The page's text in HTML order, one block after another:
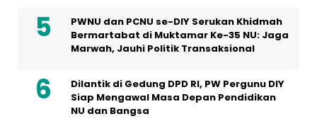
PWNU dan PCNU se-DIY Serukan Khidmah
Bermartabat di Muktamar Ke-35 NU: Jaga
Marwah, Jauhi Politik Transaksional
Dilantik di Gedung DPD RI, PW Pergunu DIY
Siap Mengawal Masa Depan Pendidikan
NU dan Bangsa